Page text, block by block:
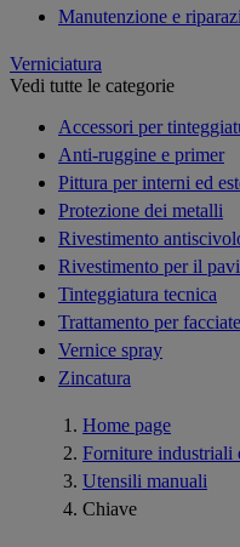
Manutenzione e
Verniciatura
Vedi tutte le categorie
Accessori per
Anti-ruggine e primer
Pittura per interni ed
Protezione dei metalli
Rivestimento
Rivestimento per il
Tinteggiatura tecnica
Trattamento per
Vernice spray
Zincatura
Home page
Forniture industriali
Utensili manuali
Chiave